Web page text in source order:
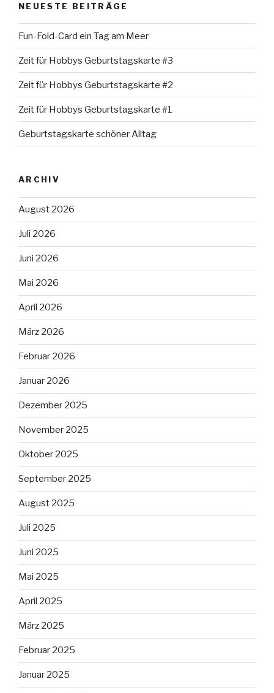
NEUESTE BEITRÄGE
Fun-Fold-Card ein Tag am Meer
Zeit für Hobbys Geburtstagskarte #3
Zeit für Hobbys Geburtstagskarte #2
Zeit für Hobbys Geburtstagskarte #1
Geburtstagskarte schöner Alltag
ARCHIV
August 2026
Juli 2026
Juni 2026
Mai 2026
April 2026
März 2026
Februar 2026
Januar 2026
Dezember 2025
November 2025
Oktober 2025
September 2025
August 2025
Juli 2025
Juni 2025
Mai 2025
April 2025
März 2025
Februar 2025
Januar 2025